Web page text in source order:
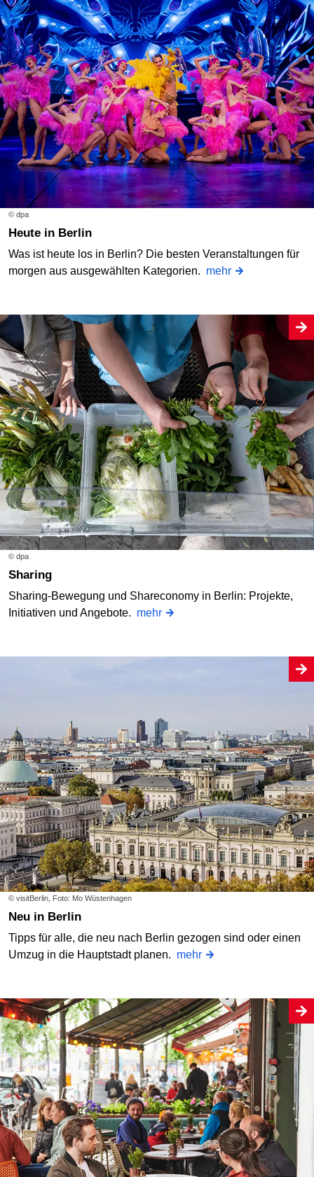
© dpa
Heute in Berlin
Was ist heute los in Berlin? Die besten Veranstaltungen für
morgen aus ausgewählten Kategorien. mehr
© dpa
Sharing
Sharing-Bewegung und Shareconomy in Berlin: Projekte,
Initiativen und Angebote. mehr
© visitBerlin, Foto: Mo Wüstenhagen
Neu in Berlin
Tipps für alle, die neu nach Berlin gezogen sind oder einen
Umzug in die Hauptstadt planen. mehr